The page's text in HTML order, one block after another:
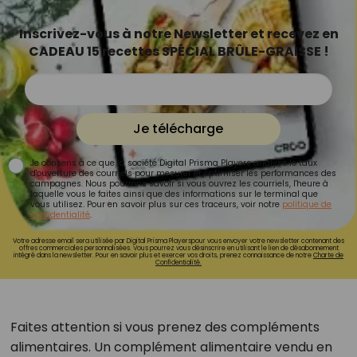
Inscrivez-vous à notre Newsletter et recevez en
CADEAU 15 recettes SPÉCIAL BRÛLE-GRAISSE !
Je télécharge
Je consens à ce que la société Digital Prisma Players analyse le taux
d'ouverture des courriels pour mesurer et optimiser les performances des
campagnes. Nous pourrons savoir si vous ouvrez les courriels, l'heure à
laquelle vous le faites ainsi que des informations sur le terminal que
vous utilisez. Pour en savoir plus sur ces traceurs, voir notre politique de
confidentialité.
Votre adresse email sera utilisée par Digital Prisma Playerspour vous envoyer votre newsletter contenant des
offres commerciales personnalisées. Vous pourrez vous désinscrire en utilisant le lien de désabonnement
intégré dans la newsletter. Pour en savoir plus et exercer vos droits, prenez connaissance de notreCharte de
Confidentialité.
Faites attention si vous prenez des compléments
alimentaires. Un complément alimentaire vendu en